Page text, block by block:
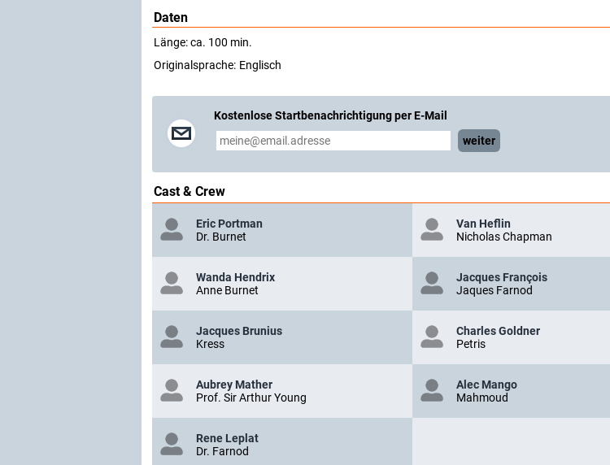
Daten
Länge: ca. 100 min.
Originalsprache: Englisch
Kostenlose Startbenachrichtigung per E-Mail
weiter
Cast & Crew
Eric Portman
Dr. Burnet
Van Heflin
Nicholas Chapman
Wanda Hendrix
Anne Burnet
Jacques François
Jaques Farnod
Jacques Brunius
Kress
Charles Goldner
Petris
Aubrey Mather
Prof. Sir Arthur Young
Alec Mango
Mahmoud
Rene Leplat
Dr. Farnod